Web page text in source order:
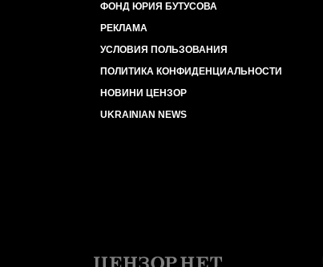
ФОНД ЮРИЯ БУТУСОВА
РЕКЛАМА
УСЛОВИЯ ПОЛЬЗОВАНИЯ
ПОЛИТИКА КОНФИДЕНЦИАЛЬНОСТИ
НОВИНИ ЦЕНЗОР
UKRAINIAN NEWS